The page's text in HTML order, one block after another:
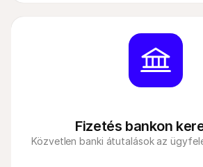
Fizetés bankon